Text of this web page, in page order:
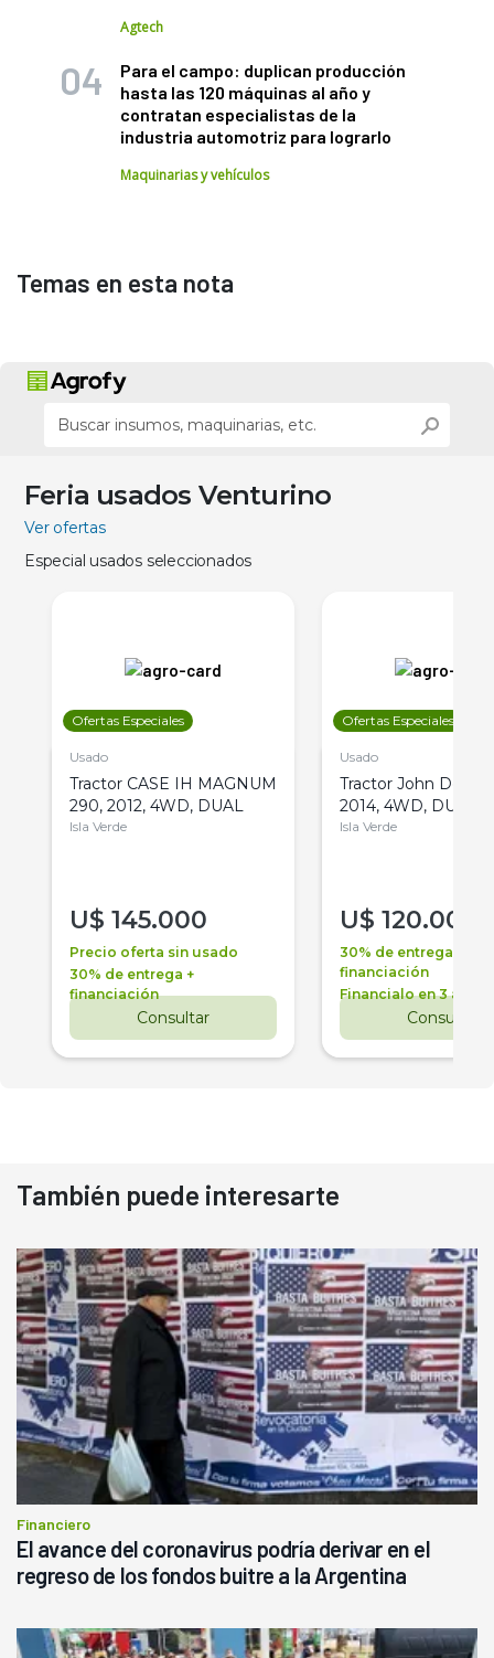
Agtech
Para el campo: duplican producción
hasta las 120 máquinas al año y
contratan especialistas de la
industria automotriz para lograrlo
Maquinarias y vehículos
Temas en esta nota
Feria usados Venturino
Ver ofertas
Especial usados seleccionados
Ofertas Especiales
Usado
Tractor CASE IH MAGNUM
290, 2012, 4WD, DUAL
Isla Verde
U$ 145.000
Precio oferta sin usado
30% de entrega +
financiación
Consultar
Ofertas Especiales
Usado
Tractor John Deere
2014, 4WD, DUAL
Isla Verde
U$ 120.000
30% de entrega +
financiación
Financialo en 3 años
Consultar
También puede interesarte
Financiero
El avance del coronavirus podría derivar en el
regreso de los fondos buitre a la Argentina